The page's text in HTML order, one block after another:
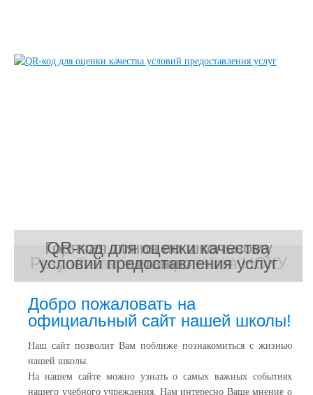
Добро пожаловать на наш сайт!
Онлайн анкета НОКУ
Результаты анкетирования НОКУ
Горячая линия по школьному
питанию
QR-код для оценки качества
условий предоставления услуг
Добро пожаловать на
официальный сайт нашей школы!
Наш сайт позволит Вам поближе познакомиться с жизнью
нашей школы.
На нашем сайте можно узнать о самых важных событиях
нашего учебного учреждения. Нам интересно Ваше мнение о